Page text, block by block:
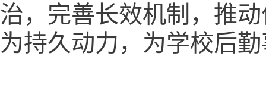
治，完善长效机制，推
为持久动力，为学校后